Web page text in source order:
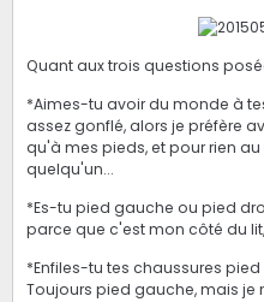
Quant aux trois questions
*Aimes-tu avoir du monde à
assez gonflé, alors je préfère
qu'à mes pieds, et pour rien
quelqu'un...
*Es-tu pied gauche ou pied
parce que c'est mon côté du
*Enfiles-tu tes chaussures
Toujours pied gauche, mais je